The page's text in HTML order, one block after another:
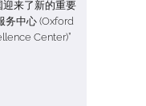
迎来了新的重要
务中心 (Oxford
Center)”